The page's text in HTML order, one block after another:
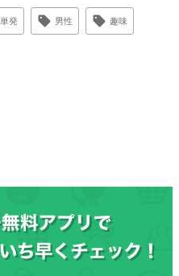
単発 男性 趣味